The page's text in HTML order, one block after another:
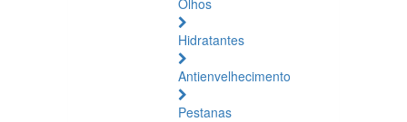
Olhos
Hidratantes
Antienvelhecimento
Pestanas